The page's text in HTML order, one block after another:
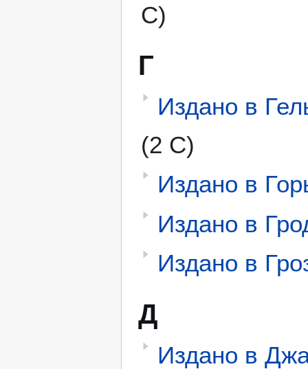
С)
Г
Издано в
(2 С)
Издано в
Издано в
Издано в
Д
Издано в